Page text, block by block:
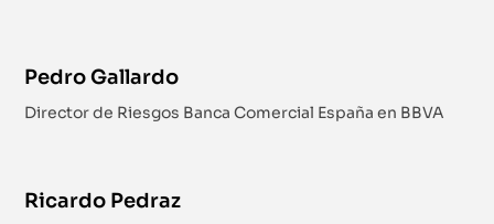
Pedro Gallardo
Director de Riesgos Banca Comercial España en BBVA
Ricardo Pedraz